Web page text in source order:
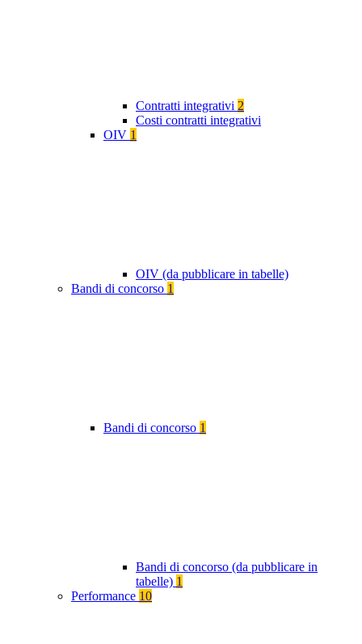
Contratti integrativi 2
Costi contratti integrativi
OIV 1
OIV (da pubblicare in tabelle)
Bandi di concorso 1
Bandi di concorso 1
Bandi di concorso (da pubblicare in
tabelle) 1
Performance 10